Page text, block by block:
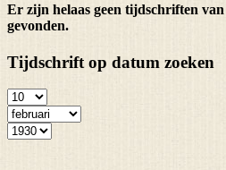
Er zijn helaas geen tijdschriften
gevonden.
Tijdschrift op datum zoeken